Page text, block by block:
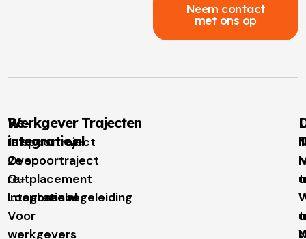
Neem contact
met ons op
Re-
integratie.nl
Over
re-
integratie.nl
Voor
werkgevers
Werkgever Trajecten
1e spoortraject
2e spoortraject
Outplacement
Loopbaanbegeleiding